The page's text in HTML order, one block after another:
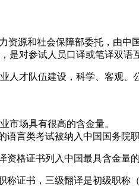
源和社会保障部委托，由中
对参试人员口译或笔译双语
队伍建设，科学、客观、
场具有很高的含金量。
言类考试被纳入中国国务院
格证书列入中国最具含金量
证书，三级翻译是初级职称